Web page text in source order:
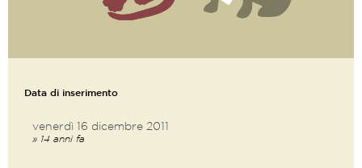
Data di inserimento
venerdì 16 dicembre 2011
» 14 anni fa